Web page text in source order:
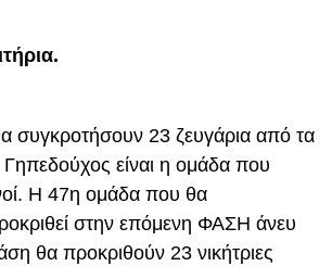
23 ζευγάρια από τα
είναι η ομάδα που
Η 47η ομάδα που θα
στην επόμενη ΦΑΣΗ άνευ
θα προκριθούν 23 νικήτριες